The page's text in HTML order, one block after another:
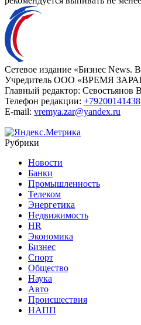
Сетевое издание «Бизнес News.
Учредитель ООО «ВРЕМЯ
Главный редактор: Севостьянов
Телефон редакции: +79200141438
E-mail: vremya.zar@yandex.ru
Рубрики
Новости
Банки
Промышленность
Телеком
Энергетика
Недвижимость
HR
Экономика
Бизнес
Спорт
Общество
Наука
Авто
Происшествия
НАПП